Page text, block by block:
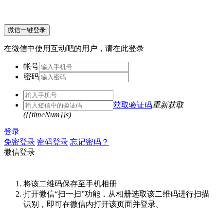
微信一键登录
在微信中使用互动吧的用户，请在此登录
帐号
密码
获取验证码重新获取
({{timeNum}}s)
登录
免密登录 密码登录 忘记密码？
微信登录
将该二维码保存至手机相册
打开微信“扫一扫”功能，从相册选取该二维码进行扫描
识别，即可在微信内打开该页面并登录。